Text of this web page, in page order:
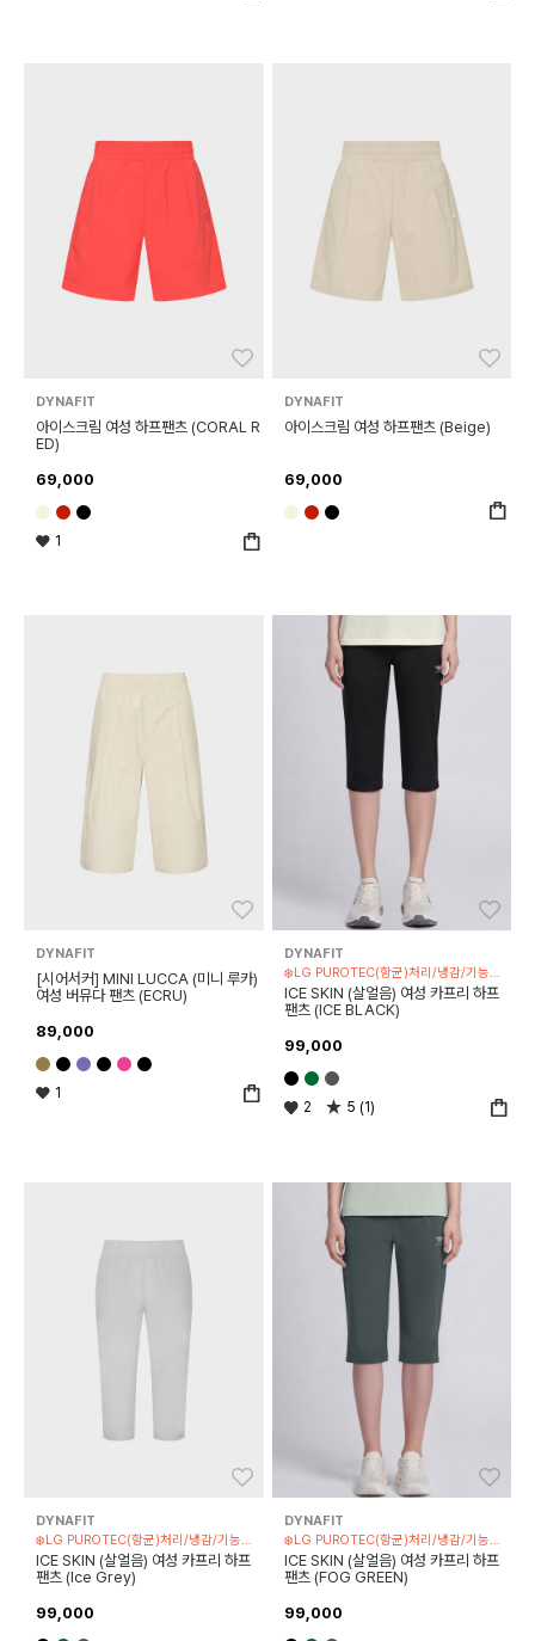
DYNAFIT
아이스크림 여성 하프팬츠 (CORAL R
ED)
69,000
1
DYNAFIT
아이스크림 여성 하프팬츠 (Beige)
69,000
DYNAFIT
[시어서커] MINI LUCCA (미니 루카)
여성 버뮤다 팬츠 (ECRU)
89,000
1
DYNAFIT
❄️LG PUROTEC(항균)처리/냉감/기능성 제품
ICE SKIN (살얼음) 여성 카프리 하프
팬츠 (ICE BLACK)
99,000
2 5 (1)
DYNAFIT
❄️LG PUROTEC(항균)처리/냉감/기능성 제품
ICE SKIN (살얼음) 여성 카프리 하프
팬츠 (Ice Grey)
99,000
DYNAFIT
❄️LG PUROTEC(항균)처리/냉감/기능성 제품
ICE SKIN (살얼음) 여성 카프리 하프
팬츠 (FOG GREEN)
99,000